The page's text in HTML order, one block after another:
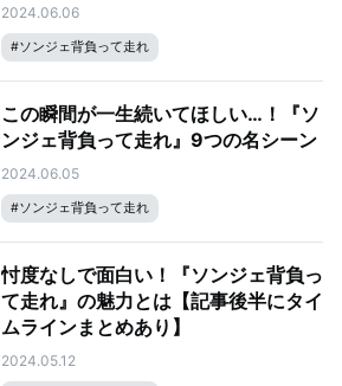
2024.06.06
#ソンジェ背負って走れ
この瞬間が一生続いてほしい…！『ソ
ンジェ背負って走れ』9つの名シーン
2024.06.05
#ソンジェ背負って走れ
忖度なしで面白い！『ソンジェ背負っ
て走れ』の魅力とは【記事後半にタイ
ムラインまとめあり】
2024.05.12